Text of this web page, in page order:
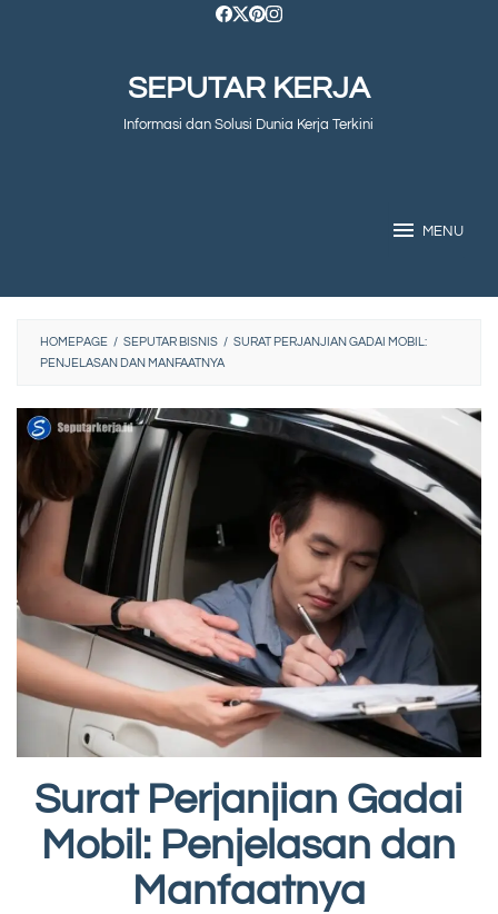
SEPUTAR KERJA
Informasi dan Solusi Dunia Kerja Terkini
MENU
HOMEPAGE / SEPUTAR BISNIS / SURAT PERJANJIAN GADAI MOBIL:
PENJELASAN DAN MANFAATNYA
Surat Perjanjian Gadai
Mobil: Penjelasan dan
Manfaatnya